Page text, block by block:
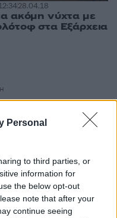
Personal
to third parties, or
information for
the below opt-out
note that after your
continue seeing
28.04.18
ακόμη νύχτα με
στα Εξάρχεια